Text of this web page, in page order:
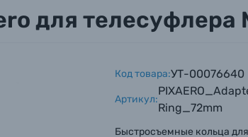
для телесуфлера
Код товара:УТ-00076640
Артикул:
Ring_72mm
Быстросъемные кольца